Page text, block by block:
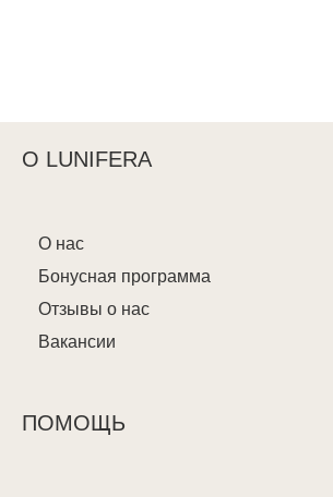
О LUNIFERA
О нас
Бонусная программа
Отзывы о нас
Вакансии
ПОМОЩЬ